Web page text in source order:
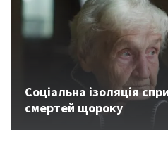
Соціальна ізоляція
смертей щороку
Previous